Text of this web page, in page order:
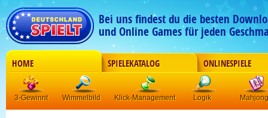
Bei uns findest du die besten
und Online Games für jeden
HOME SPIELEKATALOG ONLINESPIELE
3-Gewinnt Wimmelbild Klick-Management Logik Mahjong